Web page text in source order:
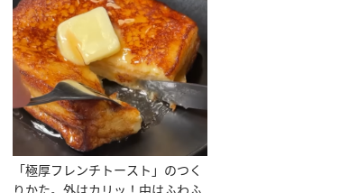
「極厚フレンチトースト」のつく